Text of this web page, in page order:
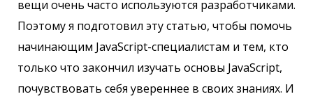
вещи очень часто используются разработчиками.
Поэтому я подготовил эту статью, чтобы помочь
начинающим JavaScript-специалистам и тем, кто
только что закончил изучать основы JavaScript,
почувствовать себя увереннее в своих знаниях. И